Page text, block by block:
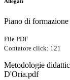
Piano di
File PDF
Contatore click: 121
Metodologie
D'Oria .pdf